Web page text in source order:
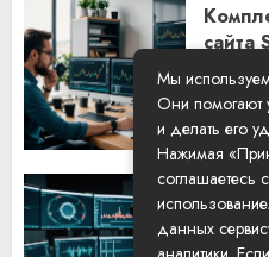
сайта
как
Мы
Они помогают
и делать его
Нажимая
соглашаетесь
данных